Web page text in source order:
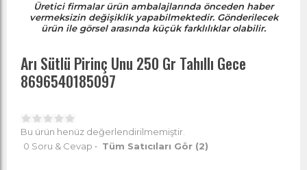
Üretici firmalar ürün ambalajlarında önceden haber
vermeksizin değişiklik yapabilmektedir. Gönderilecek
ürün ile görsel arasında küçük farklılıklar olabilir.
Arı Sütlü Pirinç Unu 250 Gr Tahıllı Gece
8696540185097
Bu ürün henüz değerlendirilmemiştir.
0 Soru & Cevap • Tüm Satıcıları Gör (2)